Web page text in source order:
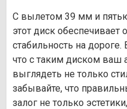
С вылетом 39 мм и
этот диск
стабильность на
что с таким диском ваш
выглядеть не только
забывайте, что
залог не только